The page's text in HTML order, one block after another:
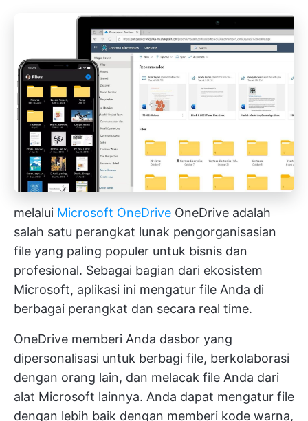
melalui Microsoft OneDrive OneDrive adalah
salah satu perangkat lunak pengorganisasian
file yang paling populer untuk bisnis dan
profesional. Sebagai bagian dari ekosistem
Microsoft, aplikasi ini mengatur file Anda di
berbagai perangkat dan secara real time.
OneDrive memberi Anda dasbor yang
dipersonalisasi untuk berbagi file, berkolaborasi
dengan orang lain, dan melacak file Anda dari
alat Microsoft lainnya. Anda dapat mengatur file
dengan lebih baik dengan memberi kode warna,